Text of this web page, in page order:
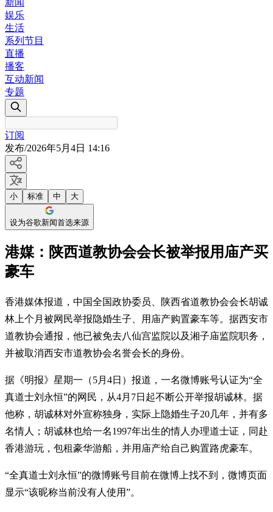
新闻
娱乐
生活
系列节目
直播
播客
互动新闻
专题
订阅
发布/2026年5月4日 14:16
小 标准 中 大
设为谷歌新闻首选来源
港媒：陕西道教协会会长被举报用庙产买
豪车
香港媒体报道，中国全国政协委员、陕西省道教协会会长胡诚
林上个月被网民举报隐婚生子、用庙产购置豪车等。据西安市
道教协会通报，他已被免去八仙宫监院以及湘子庙监院职务，
并被取消西安市道教协会名誉会长的身份。
据《明报》星期一（5月4日）报道，一名微博账号认证为“全
真道士刘永恒”的网民，从4月7日起不断公开举报胡诚林。据
他称，胡诚林对外宣称独身，实际上隐婚生子20几年，并有多
名情人；胡诚林也给一名1997年出生的情人办理道士证，同赴
香港游玩，包租豪华游船，并用庙产给自己购置路虎豪车。
“全真道士刘永恒”的微博账号目前在微博上找不到，微博页面
显示“该昵称当前没有人使用”。